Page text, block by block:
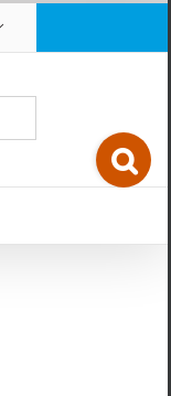
Toggle
Sliding
Bar